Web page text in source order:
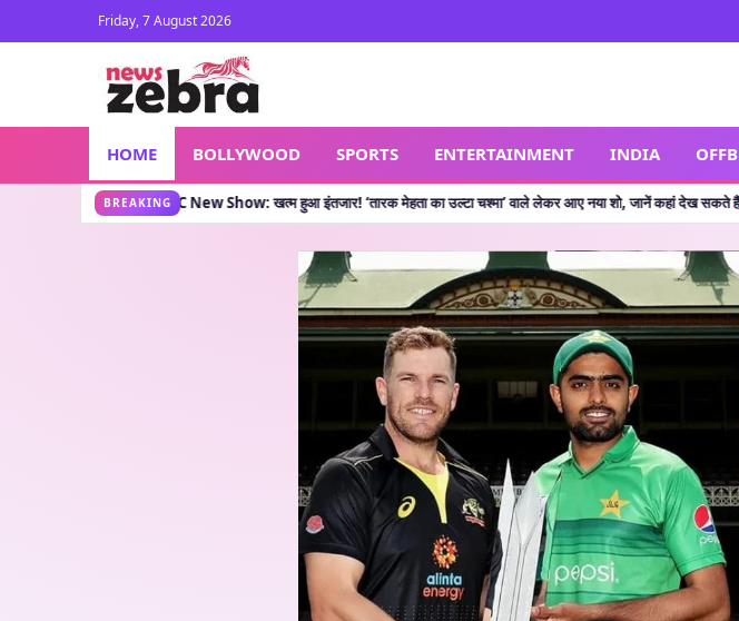
Friday, 7 August 2026
HOME BOLLYWOOD SPORTS ENTERTAINMENT INDIA
BREAKING
TMKOC New Show: खत्म हुआ इंतजार! ‘तारक मेहता का उल्टा चश्मा’ वाले लेकर आए नया शो, जानें कहां देख सकते हैं•🔥 CJP